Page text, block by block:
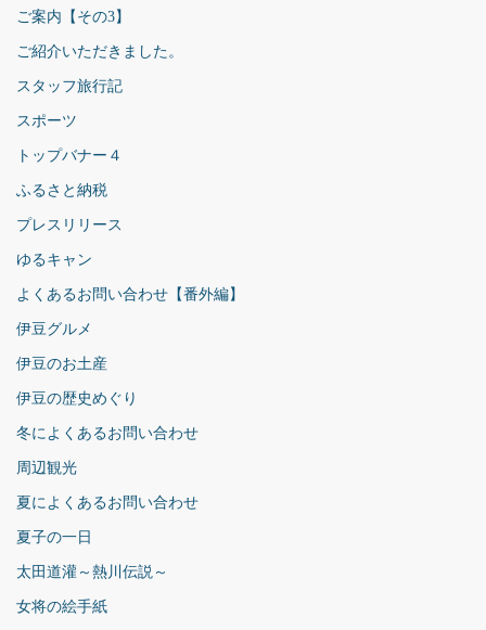
ご案内【その3】
ご紹介いただきました。
スタッフ旅行記
スポーツ
トップバナー４
ふるさと納税
プレスリリース
ゆるキャン
よくあるお問い合わせ【番外編】
伊豆グルメ
伊豆のお土産
伊豆の歴史めぐり
冬によくあるお問い合わせ
周辺観光
夏によくあるお問い合わせ
夏子の一日
太田道灌～熱川伝説～
女将の絵手紙